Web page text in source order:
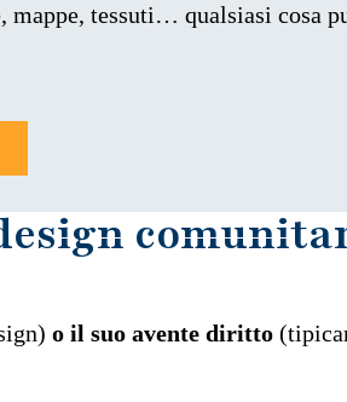
tessuti… qualsiasi cosa
o il suo avente diritto